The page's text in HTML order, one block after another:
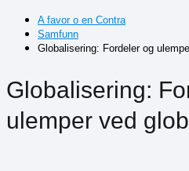
A favor o en Contra
Samfunn
Globalisering: Fordeler og
Globalisering:
ulemper ved